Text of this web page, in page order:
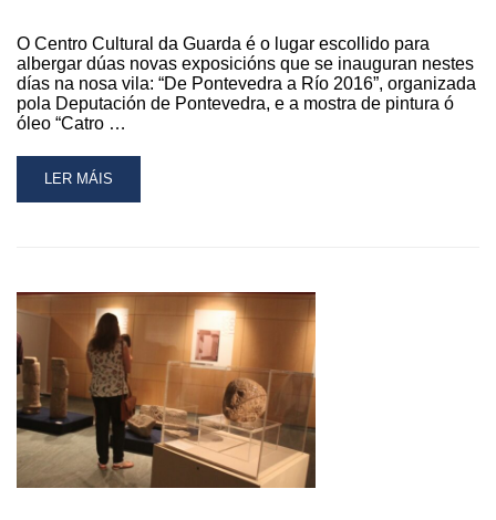
O Centro Cultural da Guarda é o lugar escollido para
albergar dúas novas exposicións que se inauguran nestes
días na nosa vila: “De Pontevedra a Río 2016”, organizada
pola Deputación de Pontevedra, e a mostra de pintura ó
óleo “Catro …
READ
MORE
A
E
“CATRO
MÉDICOS
POLO
BAIXO
MIÑO”:
NOVAS
LER MÁIS